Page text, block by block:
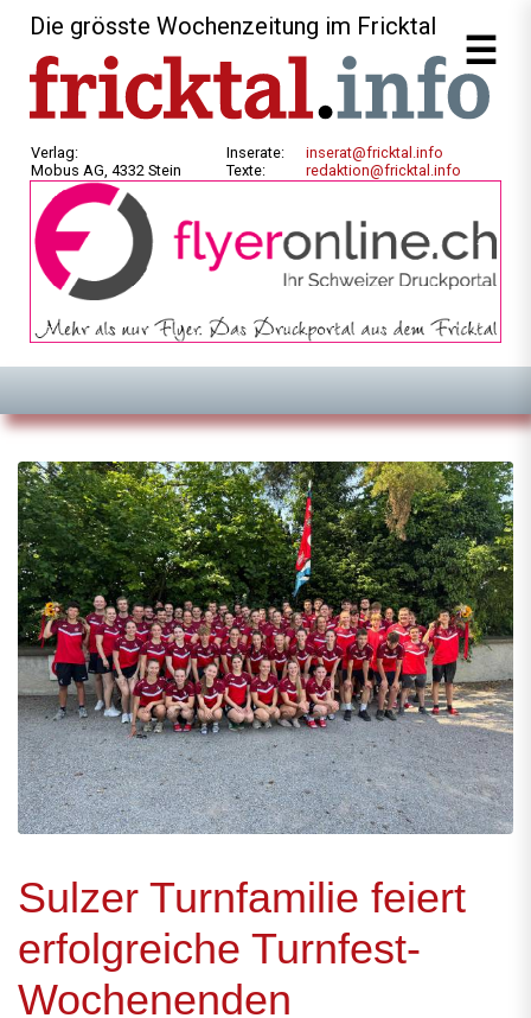
Die grösste Wochenzeitung im Fricktal
Verlag:
Mobus AG, 4332 Stein
Inserate:
Texte:
inserat@fricktal.info
redaktion@fricktal.info
Sulzer Turnfamilie feiert
erfolgreiche Turnfest-
Wochenenden